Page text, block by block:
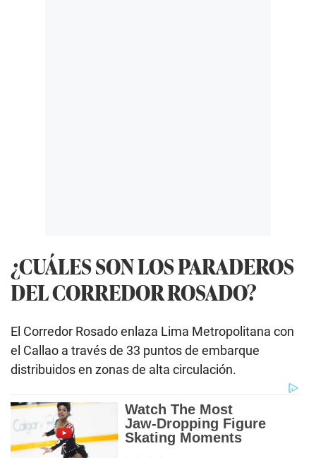
¿CUÁLES SON LOS PARADEROS
DEL CORREDOR ROSADO?
El Corredor Rosado enlaza Lima Metropolitana con
el Callao a través de 33 puntos de embarque
distribuidos en zonas de alta circulación.